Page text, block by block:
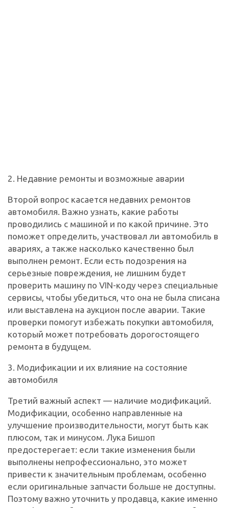
2. Недавние ремонты и возможные аварии
Второй вопрос касается недавних ремонтов
автомобиля. Важно узнать, какие работы
проводились с машиной и по какой причине. Это
поможет определить, участвовал ли автомобиль в
авариях, а также насколько качественно был
выполнен ремонт. Если есть подозрения на
серьезные повреждения, не лишним будет
проверить машину по VIN-коду через специальные
сервисы, чтобы убедиться, что она не была списана
или выставлена на аукцион после аварии. Такие
проверки помогут избежать покупки автомобиля,
который может потребовать дорогостоящего
ремонта в будущем.
3. Модификации и их влияние на состояние
автомобиля
Третий важный аспект — наличие модификаций.
Модификации, особенно направленные на
улучшение производительности, могут быть как
плюсом, так и минусом. Лука Бишоп
предостерегает: если такие изменения были
выполнены непрофессионально, это может
привести к значительным проблемам, особенно
если оригинальные запчасти больше не доступны.
Поэтому важно уточнить у продавца, какие именно